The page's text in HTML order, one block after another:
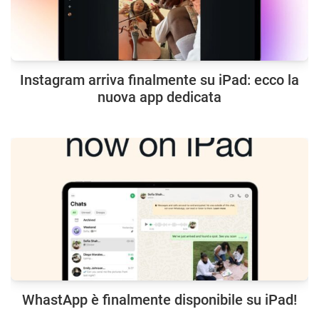
Instagram arriva finalmente su iPad: ecco la
nuova app dedicata
WhastApp è finalmente disponibile su iPad!